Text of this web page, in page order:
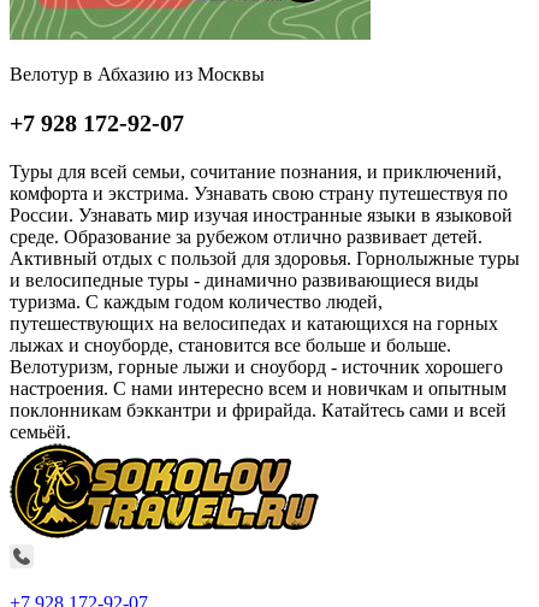
Велотур в Абхазию из Москвы
+7 928 172-92-07
Туры для всей семьи, сочитание познания, и приключений,
комфорта и экстрима. Узнавать свою страну путешествуя по
России. Узнавать мир изучая иностранные языки в языковой
среде. Образование за рубежом отлично развивает детей.
Активный отдых с пользой для здоровья. Горнолыжные туры
и велосипедные туры - динамично развивающиеся виды
туризма. С каждым годом количество людей,
путешествующих на велосипедах и катающихся на горных
лыжах и сноуборде, становится все больше и больше.
Велотуризм, горные лыжи и сноуборд - источник хорошего
настроения. С нами интересно всем и новичкам и опытным
поклонникам бэккантри и фрирайда. Катайтесь сами и всей
семьёй.
+7 928 172-92-07